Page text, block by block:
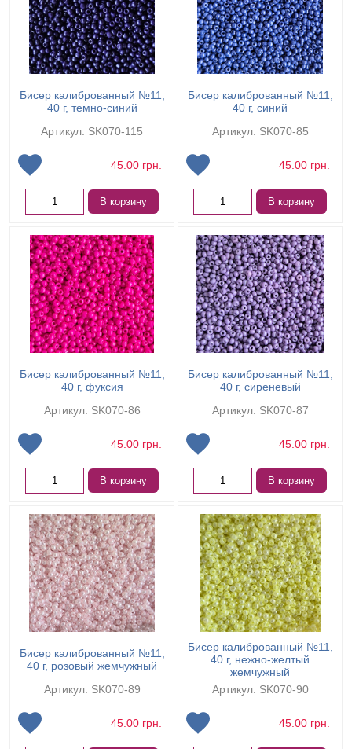
Бисер калиброванный №11,
40 г, темно-синий
Артикул: SK070-115
45.00 грн.
В корзину
Бисер калиброванный №11,
40 г, синий
Артикул: SK070-85
45.00 грн.
В корзину
Бисер калиброванный №11,
40 г, фуксия
Артикул: SK070-86
45.00 грн.
В корзину
Бисер калиброванный №11,
40 г, сиреневый
Артикул: SK070-87
45.00 грн.
В корзину
Бисер калиброванный №11,
40 г, розовый жемчужный
Артикул: SK070-89
45.00 грн.
Бисер калиброванный №11,
40 г, нежно-желтый
жемчужный
Артикул: SK070-90
45.00 грн.